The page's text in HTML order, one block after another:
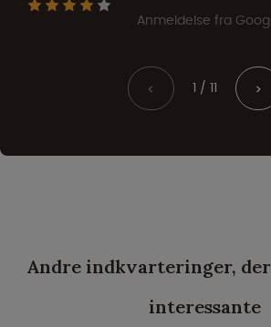
Anmeldelse fra
< 1 / 11 >
Andre indkvarteringer,
interessante